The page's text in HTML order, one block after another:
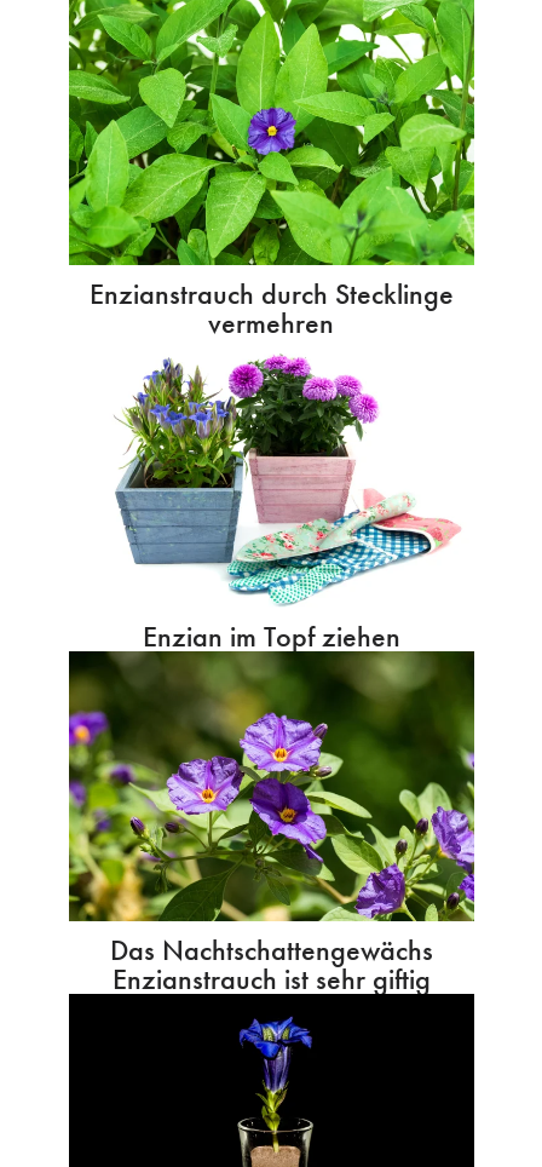
Enzianstrauch durch Stecklinge
vermehren
Enzian im Topf ziehen
Das Nachtschattengewächs
Enzianstrauch ist sehr giftig